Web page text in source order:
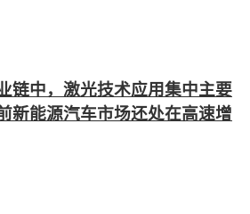
链中，激光技术应用集中主要
新能源汽车市场还处在高速增